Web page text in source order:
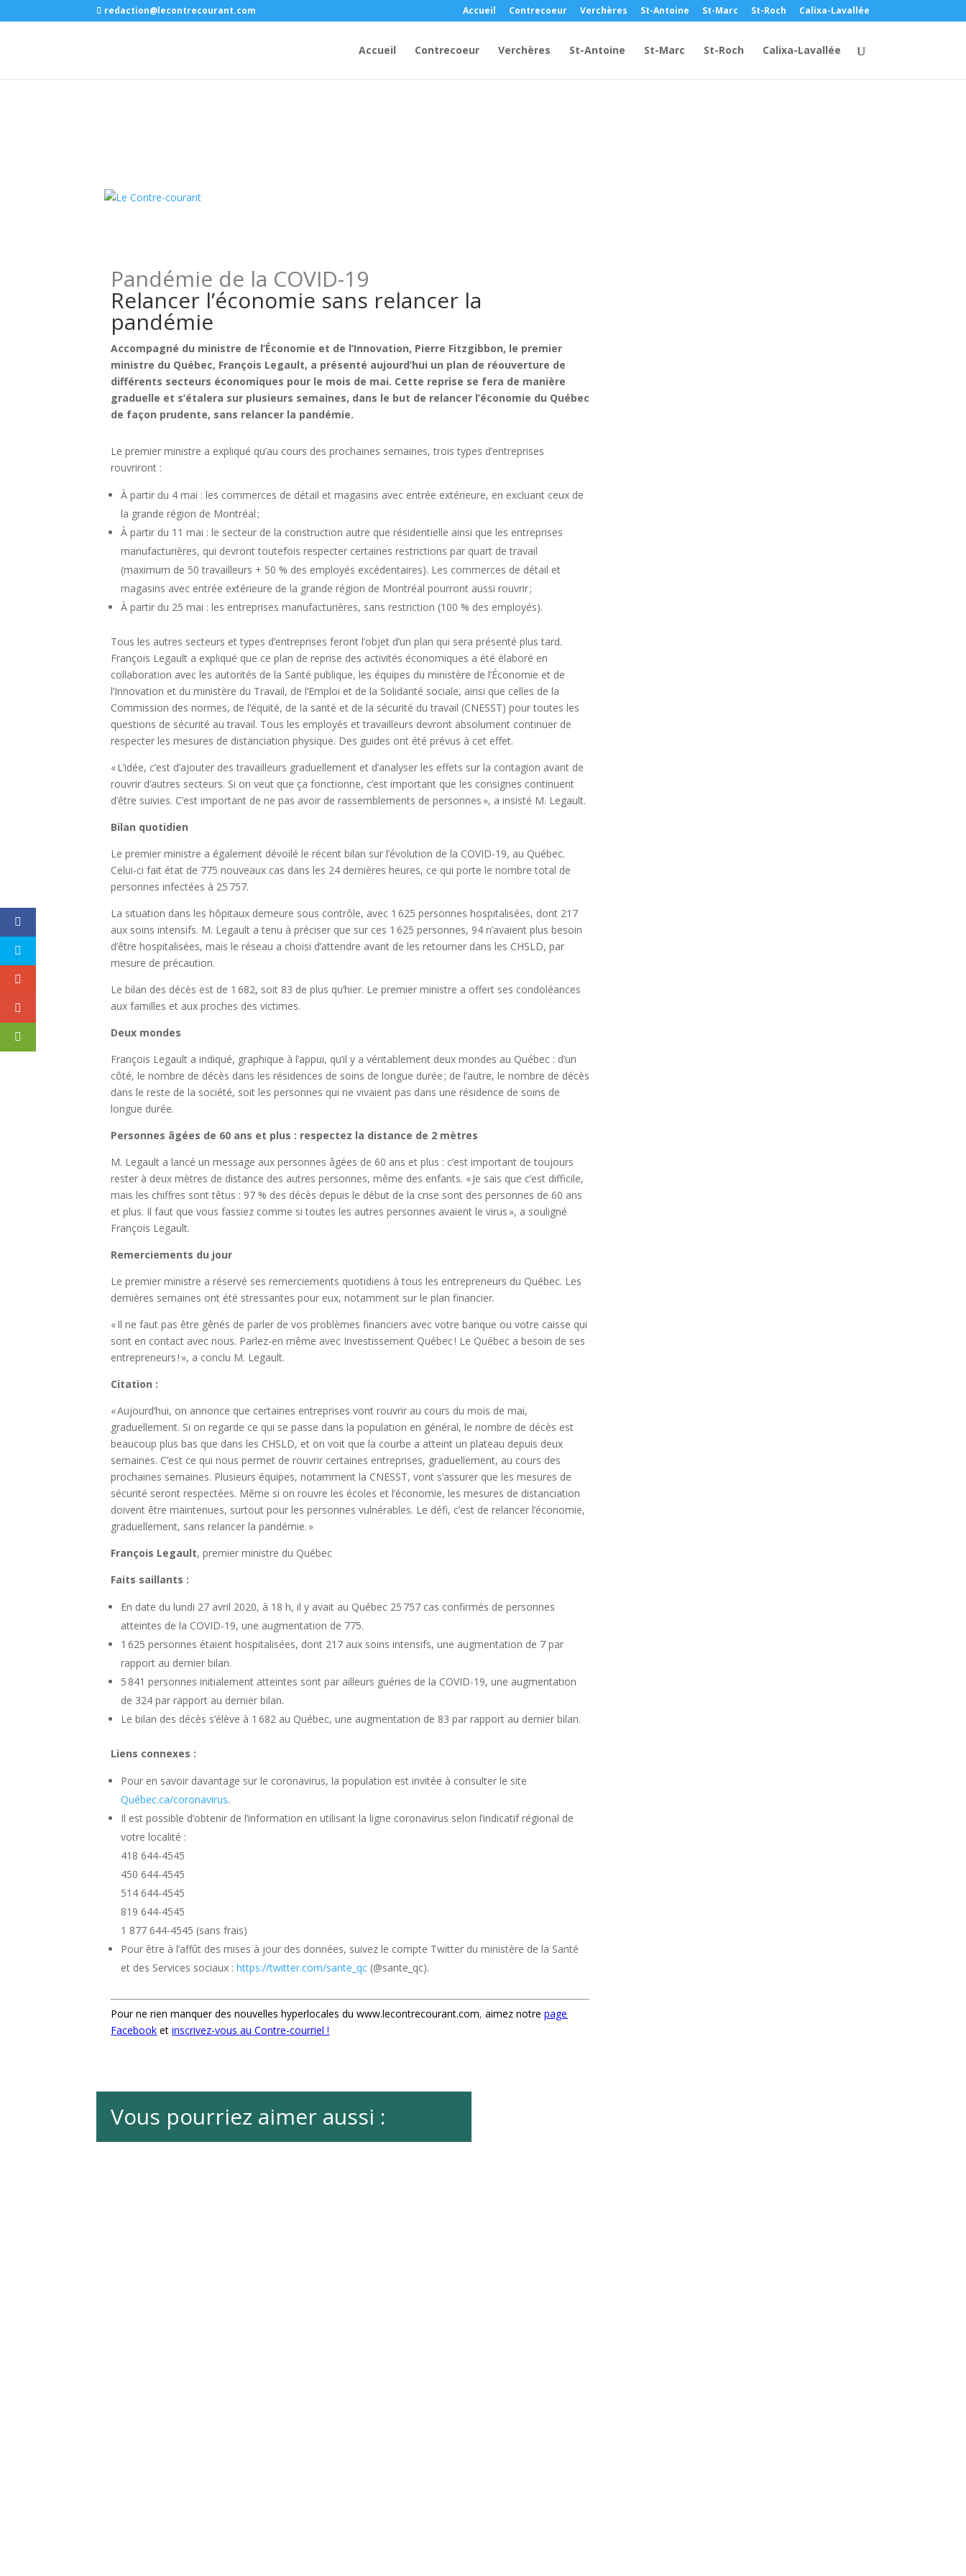
redaction@lecontrecourant.com Accueil Contrecoeur Verchères St-Antoine St-Marc St-Roch Calixa-Lavallée
Accueil Contrecoeur Verchères St-Antoine St-Marc St-Roch Calixa-Lavallée
Pandémie de la COVID-19
Relancer l’économie sans relancer la
pandémie
Accompagné du ministre de l’Économie et de l’Innovation, Pierre Fitzgibbon, le premier
ministre du Québec, François Legault, a présenté aujourd’hui un plan de réouverture de
différents secteurs économiques pour le mois de mai. Cette reprise se fera de manière
graduelle et s’étalera sur plusieurs semaines, dans le but de relancer l’économie du Québec
de façon prudente, sans relancer la pandémie.
Le premier ministre a expliqué qu’au cours des prochaines semaines, trois types d’entreprises
rouvriront :
À partir du 4 mai : les commerces de détail et magasins avec entrée extérieure, en excluant ceux de
la grande région de Montréal ;
À partir du 11 mai : le secteur de la construction autre que résidentielle ainsi que les entreprises
manufacturières, qui devront toutefois respecter certaines restrictions par quart de travail
(maximum de 50 travailleurs + 50 % des employés excédentaires). Les commerces de détail et
magasins avec entrée extérieure de la grande région de Montréal pourront aussi rouvrir ;
À partir du 25 mai : les entreprises manufacturières, sans restriction (100 % des employés).
Tous les autres secteurs et types d’entreprises feront l’objet d’un plan qui sera présenté plus tard.
François Legault a expliqué que ce plan de reprise des activités économiques a été élaboré en
collaboration avec les autorités de la Santé publique, les équipes du ministère de l’Économie et de
l’Innovation et du ministère du Travail, de l’Emploi et de la Solidarité sociale, ainsi que celles de la
Commission des normes, de l’équité, de la santé et de la sécurité du travail (CNESST) pour toutes les
questions de sécurité au travail. Tous les employés et travailleurs devront absolument continuer de
respecter les mesures de distanciation physique. Des guides ont été prévus à cet effet.
« L’idée, c’est d’ajouter des travailleurs graduellement et d’analyser les effets sur la contagion avant de
rouvrir d’autres secteurs. Si on veut que ça fonctionne, c’est important que les consignes continuent
d’être suivies. C’est important de ne pas avoir de rassemblements de personnes », a insisté M. Legault.
Bilan quotidien
Le premier ministre a également dévoilé le récent bilan sur l’évolution de la COVID-19, au Québec.
Celui-ci fait état de 775 nouveaux cas dans les 24 dernières heures, ce qui porte le nombre total de
personnes infectées à 25 757.
La situation dans les hôpitaux demeure sous contrôle, avec 1 625 personnes hospitalisées, dont 217
aux soins intensifs. M. Legault a tenu à préciser que sur ces 1 625 personnes, 94 n’avaient plus besoin
d’être hospitalisées, mais le réseau a choisi d’attendre avant de les retourner dans les CHSLD, par
mesure de précaution.
Le bilan des décès est de 1 682, soit 83 de plus qu’hier. Le premier ministre a offert ses condoléances
aux familles et aux proches des victimes.
Deux mondes
François Legault a indiqué, graphique à l’appui, qu’il y a véritablement deux mondes au Québec : d’un
côté, le nombre de décès dans les résidences de soins de longue durée ; de l’autre, le nombre de décès
dans le reste de la société, soit les personnes qui ne vivaient pas dans une résidence de soins de
longue durée.
Personnes âgées de 60 ans et plus : respectez la distance de 2 mètres
M. Legault a lancé un message aux personnes âgées de 60 ans et plus : c’est important de toujours
rester à deux mètres de distance des autres personnes, même des enfants. « Je sais que c’est difficile,
mais les chiffres sont têtus : 97 % des décès depuis le début de la crise sont des personnes de 60 ans
et plus. Il faut que vous fassiez comme si toutes les autres personnes avaient le virus », a souligné
François Legault.
Remerciements du jour
Le premier ministre a réservé ses remerciements quotidiens à tous les entrepreneurs du Québec. Les
dernières semaines ont été stressantes pour eux, notamment sur le plan financier.
« Il ne faut pas être gênés de parler de vos problèmes financiers avec votre banque ou votre caisse qui
sont en contact avec nous. Parlez-en même avec Investissement Québec ! Le Québec a besoin de ses
entrepreneurs ! », a conclu M. Legault.
Citation :
« Aujourd’hui, on annonce que certaines entreprises vont rouvrir au cours du mois de mai,
graduellement. Si on regarde ce qui se passe dans la population en général, le nombre de décès est
beaucoup plus bas que dans les CHSLD, et on voit que la courbe a atteint un plateau depuis deux
semaines. C’est ce qui nous permet de rouvrir certaines entreprises, graduellement, au cours des
prochaines semaines. Plusieurs équipes, notamment la CNESST, vont s’assurer que les mesures de
sécurité seront respectées. Même si on rouvre les écoles et l’économie, les mesures de distanciation
doivent être maintenues, surtout pour les personnes vulnérables. Le défi, c’est de relancer l’économie,
graduellement, sans relancer la pandémie. »
François Legault, premier ministre du Québec
Faits saillants :
En date du lundi 27 avril 2020, à 18 h, il y avait au Québec 25 757 cas confirmés de personnes
atteintes de la COVID-19, une augmentation de 775.
1 625 personnes étaient hospitalisées, dont 217 aux soins intensifs, une augmentation de 7 par
rapport au dernier bilan.
5 841 personnes initialement atteintes sont par ailleurs guéries de la COVID-19, une augmentation
de 324 par rapport au dernier bilan.
Le bilan des décès s’élève à 1 682 au Québec, une augmentation de 83 par rapport au dernier bilan.
Liens connexes :
Pour en savoir davantage sur le coronavirus, la population est invitée à consulter le site
Québec.ca/coronavirus.
Il est possible d’obtenir de l’information en utilisant la ligne coronavirus selon l’indicatif régional de
votre localité :
418 644-4545
450 644-4545
514 644-4545
819 644-4545
1 877 644-4545 (sans frais)
Pour être à l’affût des mises à jour des données, suivez le compte Twitter du ministère de la Santé
et des Services sociaux :https://twitter.com/sante_qc (@sante_qc).
Pour ne rien manquer des nouvelles hyperlocales duwww.lecontrecourant.com,aimez notre page
Facebook et inscrivez-vous au Contre-courriel !
Vous pourriez aimer aussi :